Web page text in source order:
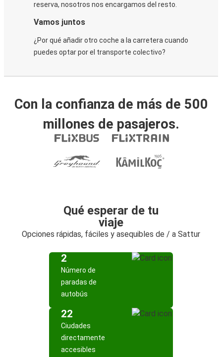
reserva, nosotros nos encargamos del resto.
Vamos juntos
¿Por qué añadir otro coche a la carretera cuando
puedes optar por el transporte colectivo?
Con la confianza de más de 500
millones de pasajeros.
Qué esperar de tu
viaje
Opciones rápidas, fáciles y asequibles de / a Sattur
2
Número de
paradas de
autobús
22
Ciudades
directamente
accesibles